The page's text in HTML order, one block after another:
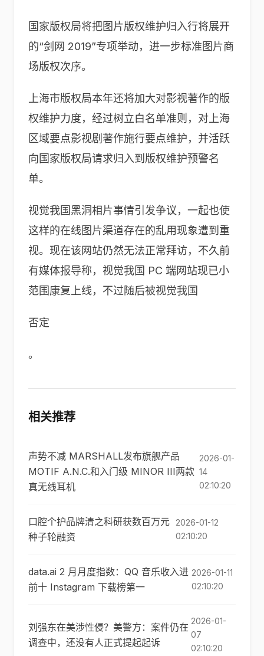
国家版权局将把图片版权维护归入行将展开
的“剑网 2019”专项举动，进一步标准图片商
场版权次序。
上海市版权局本年还将加大对影视著作的版
权维护力度，经过树立白名单准则，对上海
区域要点影视剧著作施行要点维护，并活跃
向国家版权局请求归入到版权维护预警名
单。
视觉我国黑洞相片事情引发争议，一起也使
这样的在线图片渠道存在的乱用现象遭到重
视。现在该网站仍然无法正常拜访，不久前
有媒体报导称，视觉我国 PC 端网站现已小
范围康复上线，不过随后被视觉我国
否定
。
相关推荐
声势不减 MARSHALL发布旗舰产品
MOTIF A.N.C.和入门级 MINOR III两款
真无线耳机
2026-01-
14
02:10:20
口腔个护品牌清之科研获数百万元
种子轮融资
2026-01-12
02:10:20
data.ai 2 月月度指数：QQ 音乐收入进
前十 Instagram 下载榜第一
2026-01-11
02:10:20
刘强东在美涉性侵？美警方：案件仍在
调查中，还没有人正式提起起诉
2026-01-
07
02:10:20